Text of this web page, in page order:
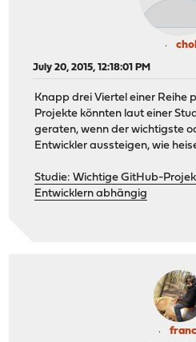
chol
July 20, 2015, 12:18:01 PM
Knapp drei Viertel einer Reihe
Projekte könnten laut einer
geraten, wenn der wichtigste
Entwickler aussteigen, wie
Studie: Wichtige GitHub-
Entwicklern abhängig